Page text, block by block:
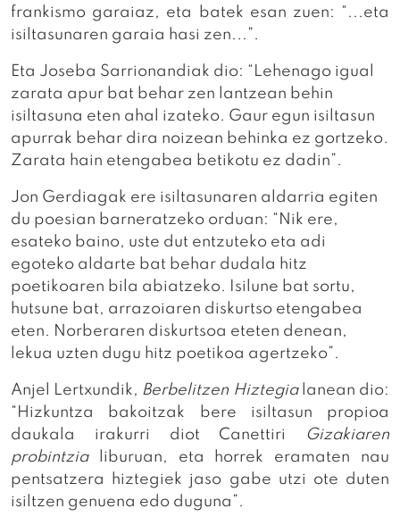
frankismo garaiaz, eta batek esan zuen: “...eta
isiltasunaren garaia hasi zen...”.
Eta Joseba Sarrionandiak dio: “Lehenago igual
zarata apur bat behar zen lantzean behin
isiltasuna eten ahal izateko. Gaur egun isiltasun
apurrak behar dira noizean behinka ez gortzeko.
Zarata hain etengabea betikotu ez dadin”.
Jon Gerdiagak ere isiltasunaren aldarria egiten
du poesian barneratzeko orduan: “Nik ere,
esateko baino, uste dut entzuteko eta adi
egoteko aldarte bat behar dudala hitz
poetikoaren bila abiatzeko. Isilune bat sortu,
hutsune bat, arrazoiaren diskurtso etengabea
eten. Norberaren diskurtsoa eteten denean,
lekua uzten dugu hitz poetikoa agertzeko”.
Anjel Lertxundik, Berbelitzen Hiztegialanean dio:
“Hizkuntza bakoitzak bere isiltasun propioa
daukala irakurri diot Canettiri
Gizakiaren
probintzia
liburuan, eta horrek eramaten nau
pentsatzera hiztegiek jaso gabe utzi ote duten
isiltzen genuena edo duguna”.